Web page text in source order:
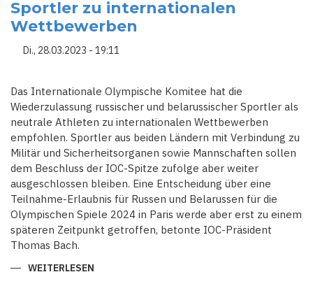
ITESSE A
RNHEIM
Sportler zu internationalen
Wettbewerben
Di., 28.03.2023 - 19:11
Das Internationale Olympische Komitee hat die
Wiederzulassung russischer und belarussischer Sportler als
neutrale Athleten zu internationalen Wettbewerben
empfohlen. Sportler aus beiden Ländern mit Verbindung zu
Militär und Sicherheitsorganen sowie Mannschaften sollen
dem Beschluss der IOC-Spitze zufolge aber weiter
ausgeschlossen bleiben. Eine Entscheidung über eine
Teilnahme-Erlaubnis für Russen und Belarussen für die
Olympischen Spiele 2024 in Paris werde aber erst zu einem
späteren Zeitpunkt getroffen, betonte IOC-Präsident
Thomas Bach.
WEITERLESEN